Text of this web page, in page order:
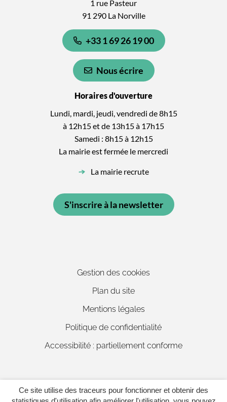
Ce site utilise des traceurs pour fonctionner et obtenir des
1 rue Pasteur
91 290 La Norville
+33 1 69 26 19 00
Nous écrire
Horaires d'ouverture
Lundi, mardi, jeudi, vendredi de 8h15
à 12h15 et de 13h15 à 17h15
Samedi : 8h15 à 12h15
La mairie est fermée le mercredi
La mairie recrute
S'inscrire à la newsletter
Gestion des cookies
Plan du site
Mentions légales
Politique de confidentialité
Accessibilité : partiellement conforme
Site réalisé parInovagora (ouverture dans un